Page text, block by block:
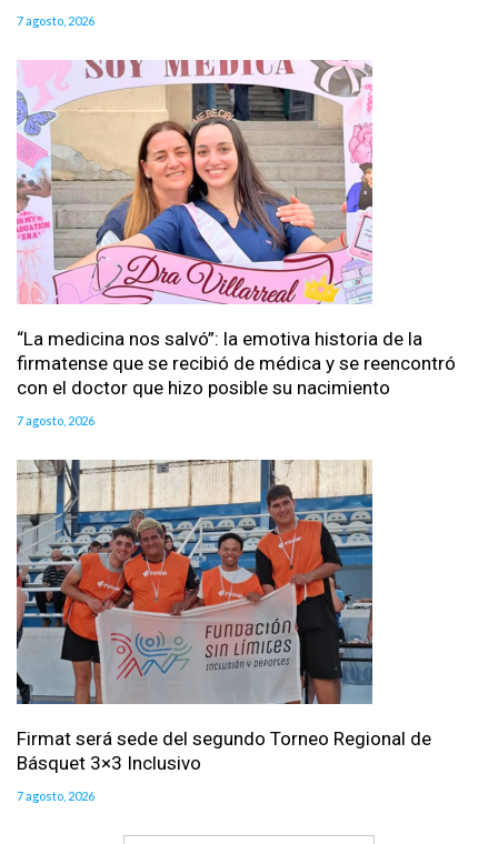
7 agosto, 2026
“La medicina nos salvó”: la emotiva historia de la
firmatense que se recibió de médica y se reencontró
con el doctor que hizo posible su nacimiento
7 agosto, 2026
Firmat será sede del segundo Torneo Regional de
Básquet 3×3 Inclusivo
7 agosto, 2026